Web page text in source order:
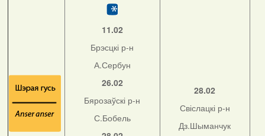
11.02
Брэсцкі р-н
А.Сербун
26.02
Бярозаўскі р-н
С.Бобель
28.02
Свіслацкі р-н
Дз.Шыманчук